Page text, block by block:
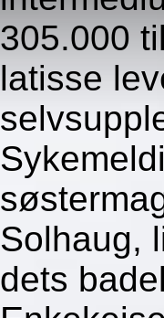
305.000
latisse
Solhaug,
dets